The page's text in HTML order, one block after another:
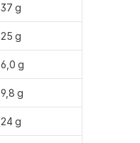
37 g
25 g
6,0 g
9,8 g
24 g